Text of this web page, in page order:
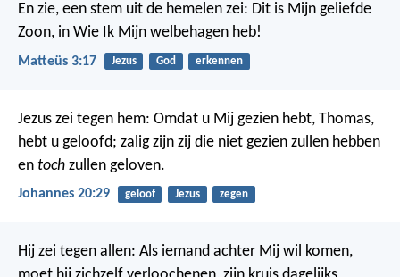
En zie, een stem uit de hemelen zei: Dit is Mijn geliefde
Zoon, in Wie Ik Mijn welbehagen heb!
Matteüs 3:17 Jezus God erkennen
Jezus zei tegen hem: Omdat u Mij gezien hebt, Thomas,
hebt u geloofd; zalig zijn zij die niet gezien zullen hebben
en toch zullen geloven.
Johannes 20:29 geloof Jezus zegen
Hij zei tegen allen: Als iemand achter Mij wil komen,